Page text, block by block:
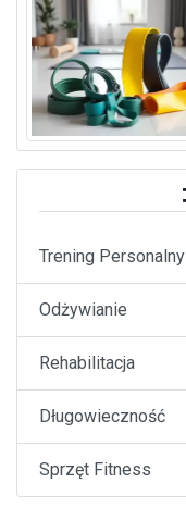
Trening Personalny
Odżywianie
Rehabilitacja
Długowieczność
Sprzęt Fitness